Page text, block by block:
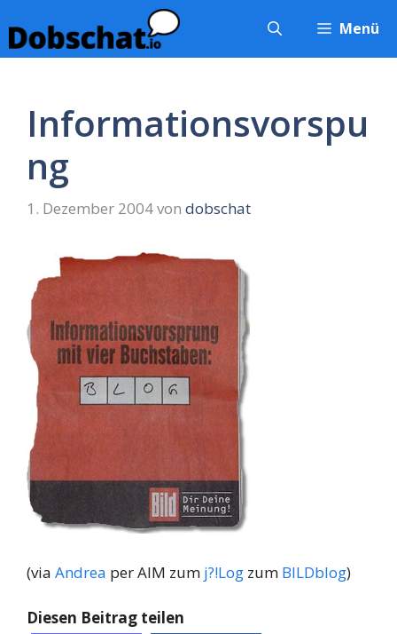
Inhalt
springen
Menü
Informationsvorspu
ng
1. Dezember 2004von dobschat
(via Andrea per AIM zum j?!Log zum BILDblog)
Diesen Beitrag teilen